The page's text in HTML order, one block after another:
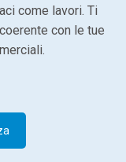
come lavori. Ti
con le tue